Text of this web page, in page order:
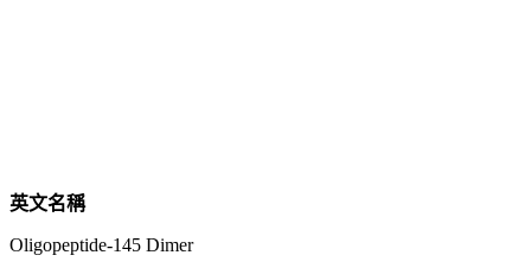
英文名稱
Oligopeptide-145 Dimer